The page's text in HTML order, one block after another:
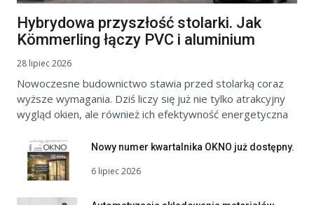
Hybrydowa przyszłość stolarki. Jak
Kömmerling łączy PVC i aluminium
28 lipiec 2026
Nowoczesne budownictwo stawia przed stolarką coraz
wyższe wymagania. Dziś liczy się już nie tylko atrakcyjny
wygląd okien, ale również ich efektywność energetyczna
Nowy numer kwartalnika OKNO już dostępny.
6 lipiec 2026